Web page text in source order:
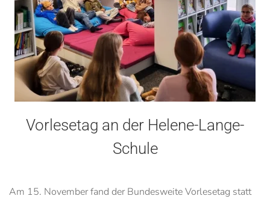
Vorlesetag an der Helene-Lange-
Schule
Am 15. November fand der Bundesweite Vorlesetag statt